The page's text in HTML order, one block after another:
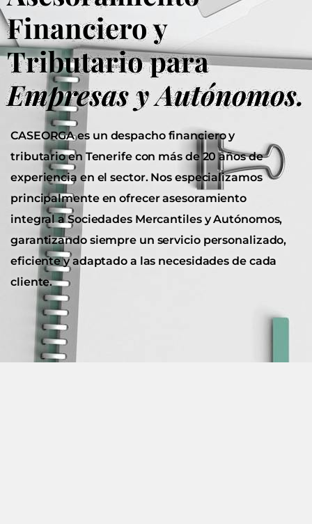
Financiero y
Tributario para
Empresas y Autónomos.
CASEORGA es un despacho financiero y
tributario en Tenerife con más de 20 años de
experiencia en el sector. Nos especializamos
principalmente en ofrecer asesoramiento
integral a Sociedades Mercantiles y Autónomos,
garantizando siempre un servicio personalizado,
eficiente y adaptado a las necesidades de cada
cliente.